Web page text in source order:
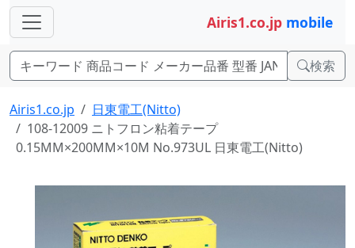
Airis1.co.jp mobile
検索
Airis1.co.jp
日東電工(Nitto)
108-12009 ニトフロン粘着テープ
0.15MM×200MM×10M No.973UL 日東電工(Nitto)